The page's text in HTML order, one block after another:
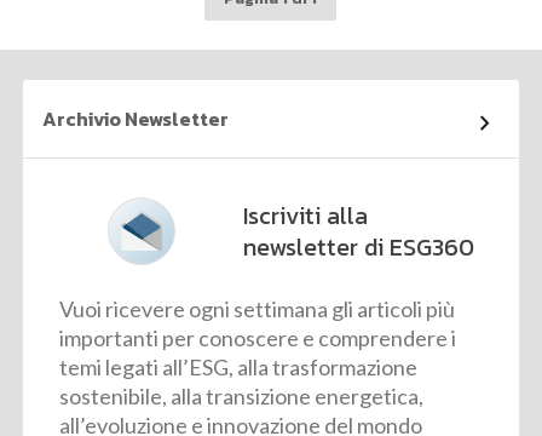
Archivio Newsletter
Iscriviti alla
newsletter di ESG360
Vuoi ricevere ogni settimana gli articoli più
importanti per conoscere e comprendere i
temi legati all’ESG, alla trasformazione
sostenibile, alla transizione energetica,
all’evoluzione e innovazione del mondo